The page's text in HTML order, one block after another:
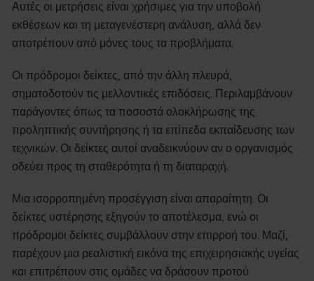
Αυτές οι μετρήσεις είναι χρήσιμες για την υποβολή
εκθέσεων και τη μεταγενέστερη ανάλυση, αλλά δεν
αποτρέπουν από μόνες τους τα προβλήματα.
Οι πρόδρομοι δείκτες, από την άλλη πλευρά,
σηματοδοτούν τις μελλοντικές επιδόσεις. Περιλαμβάνουν
παράγοντες όπως τα ποσοστά ολοκλήρωσης της
προληπτικής συντήρησης ή τα επίπεδα εκπαίδευσης των
τεχνικών. Οι δείκτες αυτοί αναδεικνύουν αν ο οργανισμός
οδεύει προς τη σταθερότητα ή τη διαταραχή.
Μια ισορροπημένη προσέγγιση είναι απαραίτητη. Οι
δείκτες υστέρησης εξηγούν το αποτέλεσμα, ενώ οι
πρόδρομοι δείκτες συμβάλλουν στην επιρροή του. Μαζί,
παρέχουν μια ρεαλιστική εικόνα της επιχειρησιακής υγείας
και επιτρέπουν στις ομάδες να δράσουν προτού